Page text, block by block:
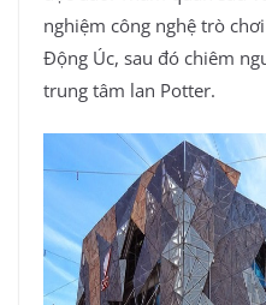
nghiệm công nghệ trò
Động Úc, sau đó chiêm
trung tâm lan Potter.